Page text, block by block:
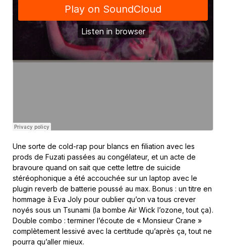
Une sorte de cold-rap pour blancs en filiation avec les
prods de Fuzati passées au congélateur, et un acte de
bravoure quand on sait que cette lettre de suicide
stéréophonique a été accouchée sur un laptop avec le
plugin reverb de batterie poussé au max. Bonus : un titre en
hommage à Eva Joly pour oublier qu’on va tous crever
noyés sous un Tsunami (la bombe Air Wick l’ozone, tout ça).
Double combo : terminer l’écoute de « Monsieur Crane »
complètement lessivé avec la certitude qu’après ça, tout ne
pourra qu’aller mieux.